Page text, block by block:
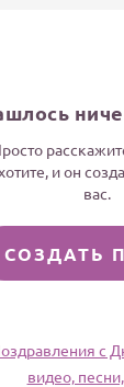
и он
вас.
СОЗДАТЬ
с
видео,